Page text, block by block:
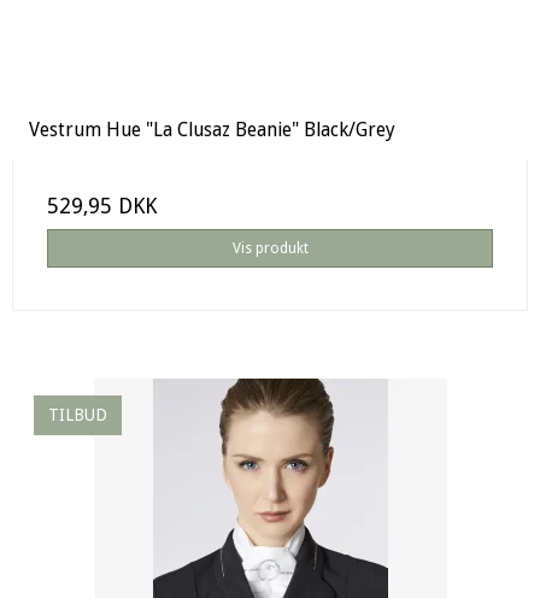
Vestrum Hue "La Clusaz Beanie" Black/Grey
529,95 DKK
Vis produkt
TILBUD